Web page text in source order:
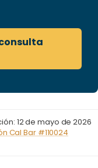
12 de mayo de 2026
Cal Bar #110024